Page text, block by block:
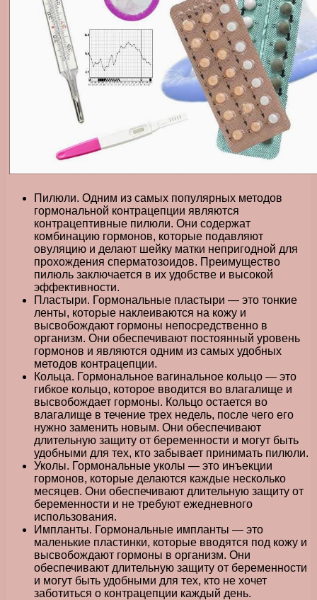
Пилюли. Одним из самых популярных методов
гормональной контрацепции являются
контрацептивные пилюли. Они содержат
комбинацию гормонов, которые подавляют
овуляцию и делают шейку матки непригодной для
прохождения сперматозоидов. Преимущество
пилюль заключается в их удобстве и высокой
эффективности.
Пластыри. Гормональные пластыри — это тонкие
ленты, которые наклеиваются на кожу и
высвобождают гормоны непосредственно в
организм. Они обеспечивают постоянный уровень
гормонов и являются одним из самых удобных
методов контрацепции.
Кольца. Гормональное вагинальное кольцо — это
гибкое кольцо, которое вводится во влагалище и
высвобождает гормоны. Кольцо остается во
влагалище в течение трех недель, после чего его
нужно заменить новым. Они обеспечивают
длительную защиту от беременности и могут быть
удобными для тех, кто забывает принимать пилюли.
Уколы. Гормональные уколы — это инъекции
гормонов, которые делаются каждые несколько
месяцев. Они обеспечивают длительную защиту от
беременности и не требуют ежедневного
использования.
Импланты. Гормональные импланты — это
маленькие пластинки, которые вводятся под кожу и
высвобождают гормоны в организм. Они
обеспечивают длительную защиту от беременности
и могут быть удобными для тех, кто не хочет
заботиться о контрацепции каждый день.